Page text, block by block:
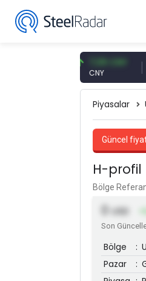
7,09 CNY
Piyasalar
Güncel
H-profil
Bölge
0 USD
Son
Bölge :
Pazar
: